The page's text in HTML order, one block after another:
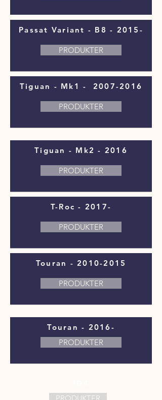
Passat Variant - B8 - 2015-
PRODUKTER
Tiguan - Mk1 - 2007-2016
PRODUKTER
Tiguan - Mk2 - 2016
PRODUKTER
T-Roc - 2017-
PRODUKTER
Touran - 2010-2015
PRODUKTER
Touran - 2016-
PRODUKTER